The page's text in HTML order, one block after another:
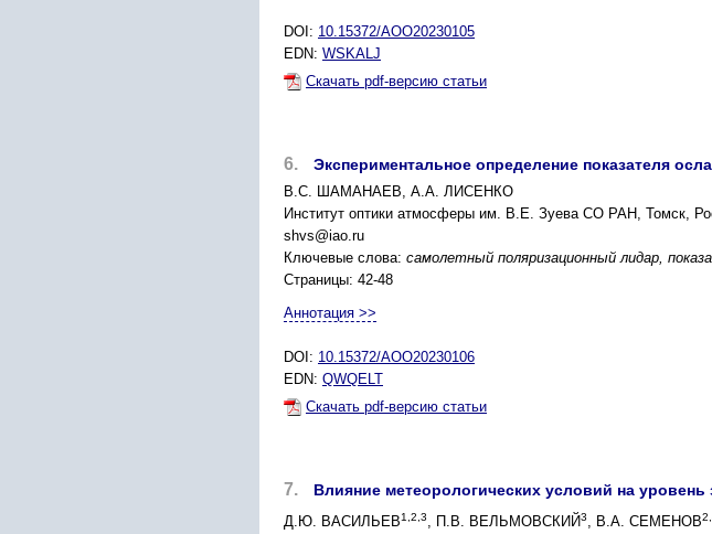
DOI: 10.15372/AOO20230105
EDN: WSKALJ
Скачать pdf-версию статьи
6. Экспериментальное определение показателя
В.С. ШАМАНАЕВ, А.А. ЛИСЕНКО
Институт оптики атмосферы им. В.Е. Зуева СО РАН, Томск,
shvs@iao.ru
Ключевые слова: самолетный поляризационный лидар,
Страницы: 42-48
Аннотация >>
DOI: 10.15372/AOO20230106
EDN: QWQELT
Скачать pdf-версию статьи
7. Влияние метеорологических условий на
Д.Ю. ВАСИЛЬЕВ1,2,3, П.В. ВЕЛЬМОВСКИЙ3, В.А. СЕМЕНОВ